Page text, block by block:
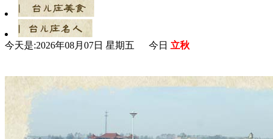
今天是:2026年08月07日 星期五 今日 立秋